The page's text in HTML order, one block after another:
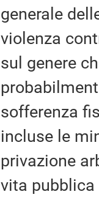
generale
violenza
sul genere
sofferenza
incluse le
privazione
vita pubblica